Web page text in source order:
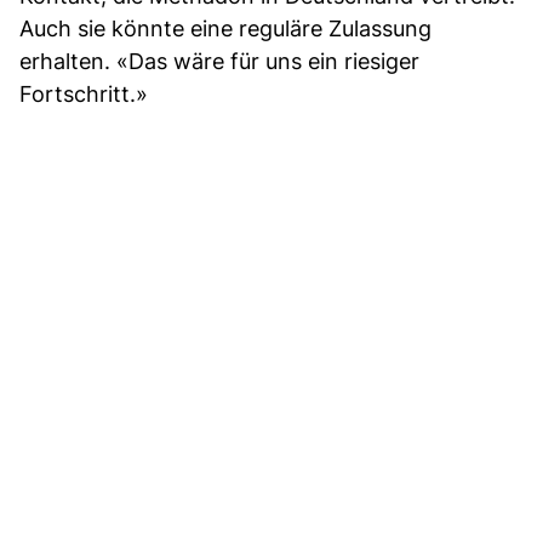
Auch sie könnte eine reguläre Zulassung
erhalten. «Das wäre für uns ein riesiger
Fortschritt.»